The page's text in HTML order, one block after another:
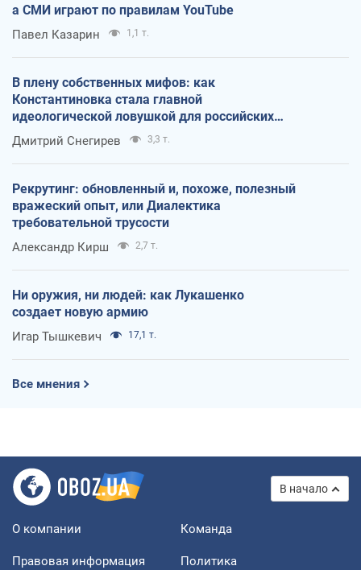
а СМИ играют по правилам YouTube
Павел Казарин 1,1 т.
В плену собственных мифов: как
Константиновка стала главной
идеологической ловушкой для российских
оккупантов
Дмитрий Снегирев 3,3 т.
Рекрутинг: обновленный и, похоже, полезный
вражеский опыт, или Диалектика
требовательной трусости
Александр Кирш 2,7 т.
Ни оружия, ни людей: как Лукашенко
создает новую армию
Игар Тышкевич 17,1 т.
Все мнения
В начало
О компании Команда
Правовая информация
Политика